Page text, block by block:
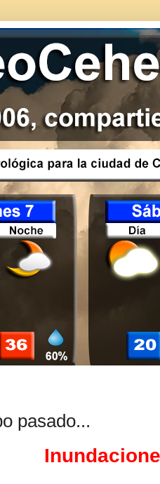
pasado...